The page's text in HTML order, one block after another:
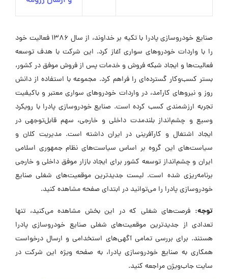
صنایع خودروسازی پادرا با تکیه بر خداوند، از سال ۱۳۸۶ فعالیت خود
را با واردات خودروهای سواری آغاز کرد. این شرکت با هدف توسعه
فعالیت‌ها و ایجاد شبکه فروش و خدمات پس از فروش موفق در کشور،
بستر کسب‌وکار گسترده‌ای را فراهم کرد. مجموعه با استفاده از دانش
روز و نیروهای کارآمد، در واردات خودروهای سواری معتبر و باکیفیت
تجربه ارزشمندی کسب کرده است. صنایع خودروسازی پادرا با رویکرد
وسیع و چشم‌انداز بلندمدت داخلی و خارجی، سهم قابل‌توجهی در
ایجاد اشتغال و کارآفرینی در ایران داشته است. مدیریت کلان و
سیاست‌های این گروه بر اساس سیاست‌های نظام جمهوری اسلامی
ایران و چشم‌انداز توسعه کشور برای ایجاد بازار موفق داخلی و خارجی
برنامه‌ریزی شده است. لیست جدیدترین موقعیت‌های شغلی صنایع
خودروسازی پادرا را می‌توانید در ابتدای صفحه مشاهده کنید.
توجه: فرصت‌های شغلی که در این بخش مشاهده می‌کنید، تنها
تعدادی از جدیدترین موقعیت‌های شغلی صنایع خودروسازی پادرا
هستند. برای بررسی تمامی آگهی‌های استخدامی و ارسال درخواست
همکاری به صنایع خودروسازی پادرا، به صفحه ویژه این شرکت در
سایت جاب‌ویژن مراجعه کنید.